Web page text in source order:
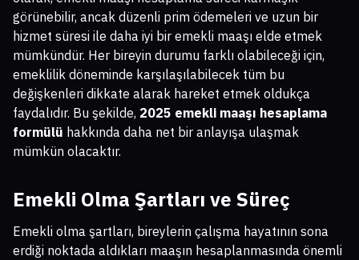
görünebilir, ancak düzenli prim ödemeleri ve uzun bir
hizmet süresi ile daha iyi bir emekli maaşı elde etmek
mümkündür. Her bireyin durumu farklı olabileceği için,
emeklilik döneminde karşılaşılabilecek tüm bu
değişkenleri dikkate alarak hareket etmek oldukça
faydalıdır. Bu şekilde, 2025 emekli maaşı hesaplama
formülü hakkında daha net bir anlayışa ulaşmak
mümkün olacaktır.
Emekli Olma Şartları ve Süreç
Emekli olma şartları, bireylerin çalışma hayatının sona
erdiği noktada aldıkları maaşın hesaplanmasında önemli